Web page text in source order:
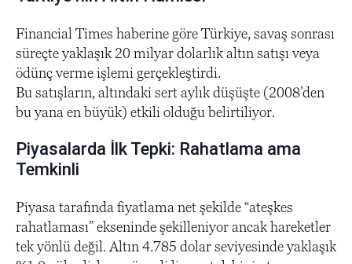
Financial Times haberine göre Türkiye, savaş sonrası
süreçte yaklaşık 20 milyar dolarlık altın satışı veya
ödünç verme işlemi gerçekleştirdi.
Bu satışların, altındaki sert aylık düşüşte (2008’den
bu yana en büyük) etkili olduğu belirtiliyor.
Piyasalarda İlk Tepki: Rahatlama ama
Temkinli
Piyasa tarafında fiyatlama net şekilde “ateşkes
rahatlaması” ekseninde şekilleniyor ancak hareketler
tek yönlü değil. Altın 4.785 dolar seviyesinde yaklaşık